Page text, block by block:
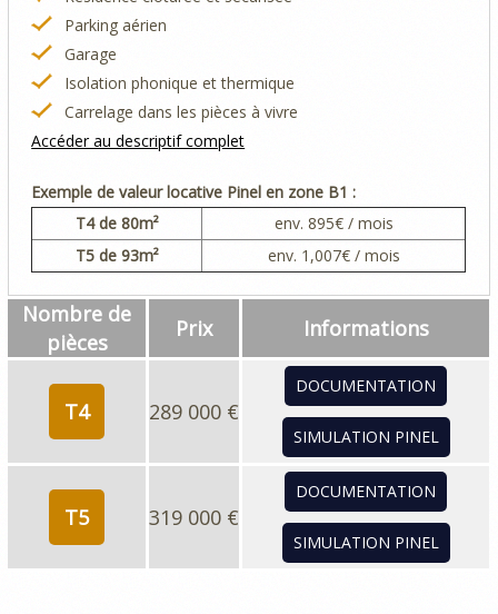
Parking aérien
Garage
Isolation phonique et thermique
Carrelage dans les pièces à vivre
Accéder au descriptif complet
Exemple de valeur locative Pinel en zone B1 :
T4de 80m² env. 895€ / mois
T5 de 93m² env. 1,007€ / mois
Nombre de
pièces
Prix Informations
T4 289 000 €
DOCUMENTATION
SIMULATION PINEL
T5 319 000 €
DOCUMENTATION
SIMULATION PINEL